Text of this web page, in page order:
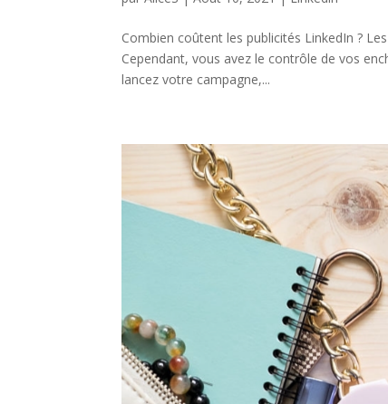
Cependant, vous avez le contrôle de vos
lancez votre campagne,...